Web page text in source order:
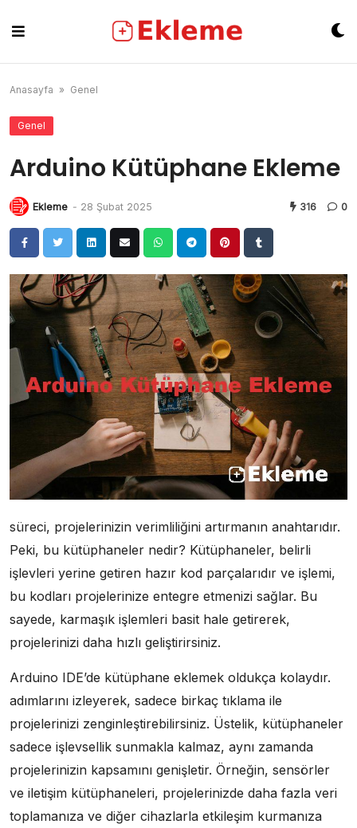
content
Anasayfa » Genel
Genel
Arduino Kütüphane Ekleme
Ekleme - 28 Şubat 2025 316 0
süreci, projelerinizin verimliliğini artırmanın anahtarıdır.
Peki, bu kütüphaneler nedir? Kütüphaneler, belirli
işlevleri yerine getiren hazır kod parçalarıdır ve işlemi,
bu kodları projelerinize entegre etmenizi sağlar. Bu
sayede, karmaşık işlemleri basit hale getirerek,
projelerinizi daha hızlı geliştirirsiniz.
Arduino IDE’de kütüphane eklemek oldukça kolaydır.
adımlarını izleyerek, sadece birkaç tıklama ile
projelerinizi zenginleştirebilirsiniz. Üstelik, kütüphaneler
sadece işlevsellik sunmakla kalmaz, aynı zamanda
projelerinizin kapsamını genişletir. Örneğin, sensörler
ve iletişim kütüphaneleri, projelerinizde daha fazla veri
toplamanıza ve diğer cihazlarla etkileşim kurmanıza